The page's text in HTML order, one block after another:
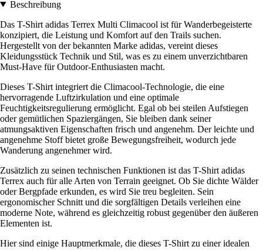
Beschreibung
Das T-Shirt adidas Terrex Multi Climacool ist für Wanderbegeisterte
konzipiert, die Leistung und Komfort auf den Trails suchen.
Hergestellt von der bekannten Marke adidas, vereint dieses
Kleidungsstück Technik und Stil, was es zu einem unverzichtbaren
Must-Have für Outdoor-Enthusiasten macht.
Dieses T-Shirt integriert die Climacool-Technologie, die eine
hervorragende Luftzirkulation und eine optimale
Feuchtigkeitsregulierung ermöglicht. Egal ob bei steilen Aufstiegen
oder gemütlichen Spaziergängen, Sie bleiben dank seiner
atmungsaktiven Eigenschaften frisch und angenehm. Der leichte und
angenehme Stoff bietet große Bewegungsfreiheit, wodurch jede
Wanderung angenehmer wird.
Zusätzlich zu seinen technischen Funktionen ist das T-Shirt adidas
Terrex auch für alle Arten von Terrain geeignet. Ob Sie dichte Wälder
oder Bergpfade erkunden, es wird Sie treu begleiten. Sein
ergonomischer Schnitt und die sorgfältigen Details verleihen eine
moderne Note, während es gleichzeitig robust gegenüber den äußeren
Elementen ist.
Hier sind einige Hauptmerkmale, die dieses T-Shirt zu einer idealen